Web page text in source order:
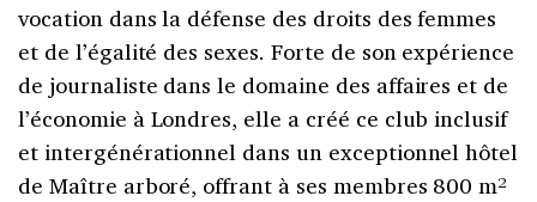
vocation dans la défense des droits des femmes
et de l’égalité des sexes. Forte de son expérience
de journaliste dans le domaine des affaires et de
l’économie à Londres, elle a créé ce club inclusif
et intergénérationnel dans un exceptionnel hôtel
de Maître arboré, offrant à ses membres 800 m²